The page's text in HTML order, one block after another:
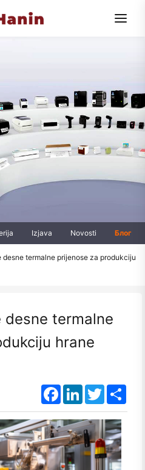
Izjava Novosti Блог
desne termalne prijenose za produkciju
desne termalne
hrane
FacebookLinkedInTwitter